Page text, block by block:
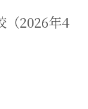
（2026年4